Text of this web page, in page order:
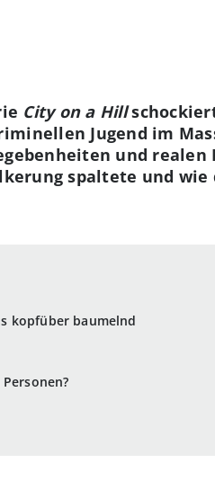
kopfüber baumelnd
City on a Hill
Jugend im
und realen
spaltete und wie